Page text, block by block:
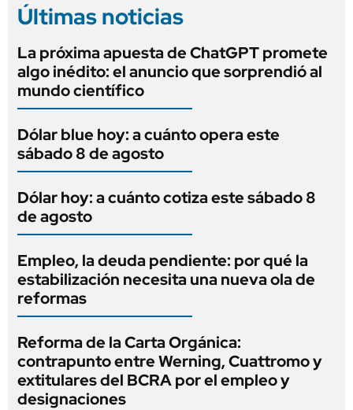
Últimas noticias
La próxima apuesta de ChatGPT promete
algo inédito: el anuncio que sorprendió al
mundo científico
Dólar blue hoy: a cuánto opera este
sábado 8 de agosto
Dólar hoy: a cuánto cotiza este sábado 8
de agosto
Empleo, la deuda pendiente: por qué la
estabilización necesita una nueva ola de
reformas
Reforma de la Carta Orgánica:
contrapunto entre Werning, Cuattromo y
extitulares del BCRA por el empleo y
designaciones